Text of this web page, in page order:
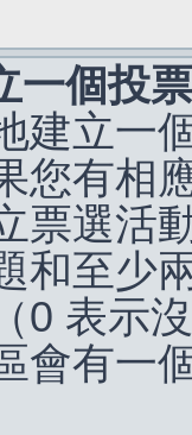
一個投
建立一
您有相
票選活
和至少
0 表示
會有一